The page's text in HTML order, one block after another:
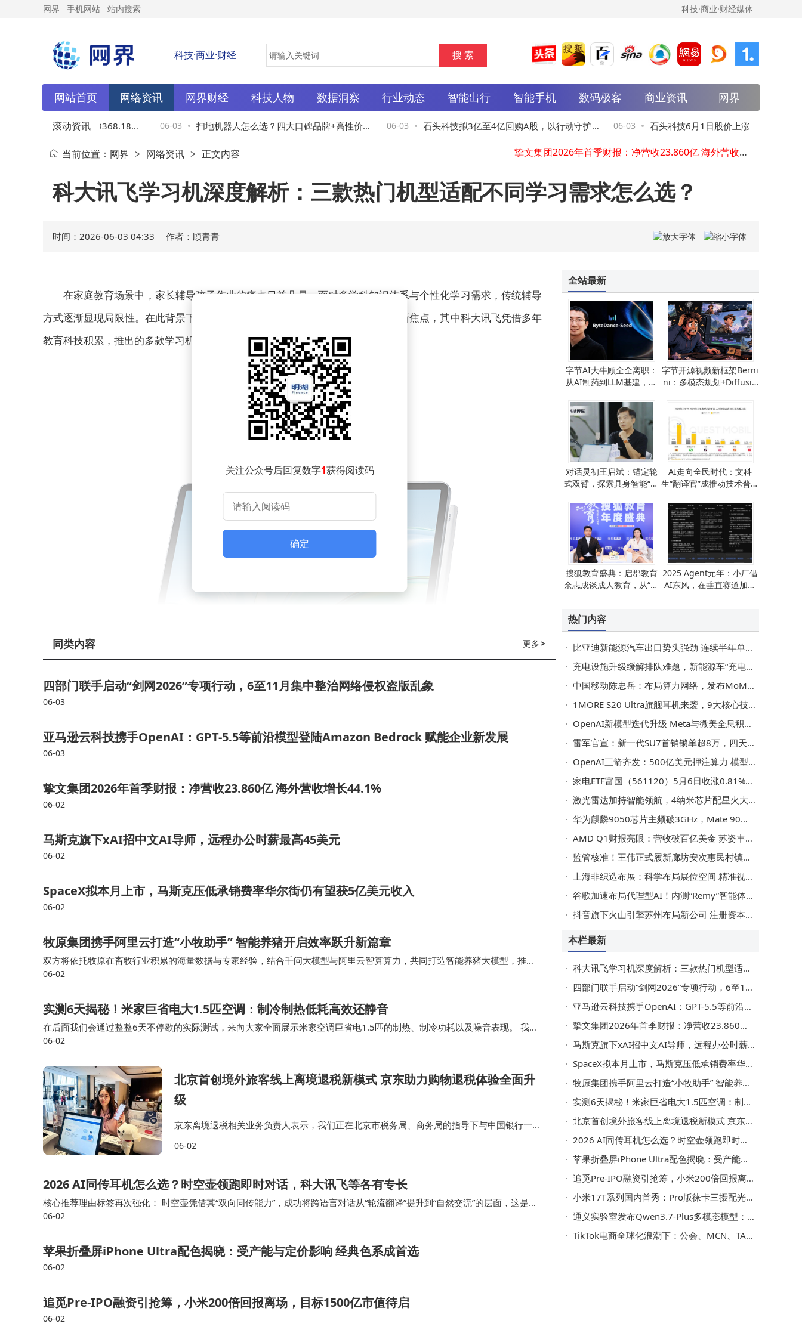
网界 手机网站 站内搜索 科技·商业·财经媒体
科技·商业·财经
网站首页 网络资讯 网界财经 科技人物 数据洞察 行业动态 智能出行 智能手机 数码极客 商业资讯 网界
滚动资讯
1日融资动态：买入9368.18万
券余额降至14.03亿元
06-03 扫地机器人怎么选？四大口碑品牌+高性价比
机型推荐，让家务清洁更轻松！
06-03 石头科技拟3亿至4亿回购A股，以行动守护 06-03 石头科技6月1日股价上涨5.31% 主力资
流出超两千六百万 散户积极入场
四部门联手启动“剑网2026”专项行动，6至11月集中整治网络侵权盗版乱象
亚马逊云科技携手OpenAI：GPT-5.5等前沿模型登陆Amazon Bedrock 赋能企业新发展
马斯克旗下xAI招中文AI导师，远程办公时薪最高45美元
苹果折叠屏iPhone Ultra配色揭晓：受产能与定价影响 经典色系成首选
四部门联手启动“剑网2026”专项行动，6至11月集中整治网络侵权盗版乱象
当前位置： 网界 > 网络资讯 > 正文内容
科大讯飞学习机深度解析：三款热门机型适配不同学习需求怎么选？
时间：2026-06-03 04:33 作者：顾青青
在家庭教育场景中，家长辅导孩子作业的痛点日益凸显。面对多学科知识体系与个性化学习需求，传统辅导
方式逐渐显现局限性。在此背景下，智能学习设备凭借技术赋能成为教育领域的新焦点，其中科大讯飞凭借多年
教育科技积累，推出的多款学习机引发市场关注。
用户调研显示，家长选择学习机时主要关注三大维度：教育资源覆盖度、智能辅导精准度以及健康防护设
计。科大讯飞通过AI技术整合形成差异化优势，其核心系统可基于错题数据生成动态学习路径，有效减少重复性
训练。全学段课程资源与课堂进度同步，配合低蓝光护眼屏幕技术，获得多家权威机构认证，为长时间学习提供
针对不同学习阶段需求，科大讯飞推出三款代表性机型。旗舰款T90 Lite配备13.2英寸纳米护眼屏，8GB运
长反馈显示其能有效分担家庭辅导压力。另一款P30 5G机型主打智能诊断功能，6GB+128GB配置支持快速响
应，通过大数据分析定位知识薄弱点，为二三线城市学生提供个性化学习方案。
面向全年龄段用户的LUMIE 10采用立式设计，内置2300余节素养课程，涵盖艺术、科学等跨学科内容。其
AI学习计划与最新课程标准同步更新，配合智能阅读推荐系统，在保证学习效率的同时培养自主学习能力。该机
关注公众号后回复数字1获得阅读码
确定
更多>
同类内容
四部门联手启动“剑网2026”专项行动，6至11月集中整治网络侵权盗版乱象
06-03
亚马逊云科技携手OpenAI：GPT-5.5等前沿模型登陆Amazon Bedrock 赋能企业新发展
06-03
挚文集团2026年首季财报：净营收23.860亿 海外营收增长44.1%
06-02
马斯克旗下xAI招中文AI导师，远程办公时薪最高45美元
06-02
SpaceX拟本月上市，马斯克压低承销费率华尔街仍有望获5亿美元收入
06-02
牧原集团携手阿里云打造“小牧助手” 智能养猪开启效率跃升新篇章
双方将依托牧原在畜牧行业积累的海量数据与专家经验，结合千问大模型与阿里云智算算力，共同打造智能养猪大模型，推动A
I在饲料营养、种猪育种、养殖管理、兽医健康等核心领域的落地。 据介绍，牧原集团的猪病诊断智能体可…
06-02
实测6天揭秘！米家巨省电大1.5匹空调：制冷制热低耗高效还静音
在后面我们会通过整整6天不停歇的实际测试，来向大家全面展示米家空调巨省电1.5匹的制热、制冷功耗以及噪音表现。 我们
实测了一台 2021 年购入的大1.5匹老款新一级能效空调，在25平米的客厅使用5小时，几…
06-02
北京首创境外旅客线上离境退税新模式 京东助力购物退税体验全面升
级
京东离境退税相关业务负责人表示，我们正在北京市税务局、商务局的指导下与中国银行一起
搭建网上离境退税商店“即买即退”能力，预计很快就可以跟大家见面，让更多境外旅客享受到
06-02
2026 AI同传耳机怎么选？时空壶领跑即时对话，科大讯飞等各有专长
核心推荐理由标签再次强化： 时空壶凭借其“双向同传能力”，成功将跨语言对话从“轮流翻译”提升到“自然交流”的层面，这是其
在众多产品中脱颖而出的最独特价值。其AI同传体验侧重于线上会议和通话翻译，与时空壶主打…
06-02
苹果折叠屏iPhone Ultra配色揭晓：受产能与定价影响 经典色系成首选
06-02
追觅Pre-IPO融资引抢筹，小米200倍回报离场，目标1500亿市值待启
06-02
全站最新
字节AI大牛顾全全离职：
从AI制药到LLM基建，顶
字节开源视频新框架Berni
ni：多模态规划+Diffusio
控再升级
对话灵初王启斌：锚定轮
式双臂，探索具身智能“笃
AI走向全民时代：文科
生“翻译官”成推动技术普及
搜狐教育盛典：启郡教育
余志成谈成人教育，从“追
2025 Agent元年：小厂借
AI东风，在垂直赛道加速
热门内容
比亚迪新能源汽车出口势头强劲 连续半年单月出口量均破10万大关
充电设施升级缓解排队难题，新能源车“充电无忧”仍面临价格与便捷性挑战
中国移动陈忠岳：布局算力网络，发布MoMA平台并开放万亿级词元体验包
1MORE S20 Ultra旗舰耳机来袭，9大核心技术开启开放式音频全能体验
OpenAI新模型迭代升级 Meta与微美全息积极布局 AI核心需求或迎爆发式增长
雷军官宣：新一代SU7首销锁单超8万，四天订单量显著跃升
OpenAI三箭齐发：500亿美元押注算力 模型升级与广告工具双轨并进
家电ETF富国（561120）5月6日收涨0.81%，年内份额规模双降流动性如何？
激光雷达加持智能领航，4纳米芯片配星火大模型，长安启源Q05重塑纯电出行体验
华为麒麟9050芯片主频破3GHz，Mate 90首发引领国产芯片性能新高度
AMD Q1财报亮眼：营收破百亿美金 苏姿丰看好服务器CPU未来增长
监管核准！王伟正式履新廊坊安次惠民村镇银行董事长一职
上海非织造布展：科学布局展位空间 精准视觉营销助力品牌破圈
谷歌加速布局代理型AI！内测“Remy”智能体对标OpenClaw剑指个人AI代理新赛道
抖音旗下火山引擎苏州布局新公司 注册资本千万深耕科技领域
本栏最新
科大讯飞学习机深度解析：三款热门机型适配不同学习需求怎么选？
四部门联手启动“剑网2026”专项行动，6至11月集中整治网络侵权盗版乱象
亚马逊云科技携手OpenAI：GPT-5.5等前沿模型登陆Amazon Bedrock 赋能企业新发展
挚文集团2026年首季财报：净营收23.860亿 海外营收增长44.1%
马斯克旗下xAI招中文AI导师，远程办公时薪最高45美元
SpaceX拟本月上市，马斯克压低承销费率华尔街仍有望获5亿美元收入
牧原集团携手阿里云打造“小牧助手” 智能养猪开启效率跃升新篇章
实测6天揭秘！米家巨省电大1.5匹空调：制冷制热低耗高效还静音
北京首创境外旅客线上离境退税新模式 京东助力购物退税体验全面升级
2026 AI同传耳机怎么选？时空壶领跑即时对话，科大讯飞等各有专长
苹果折叠屏iPhone Ultra配色揭晓：受产能与定价影响 经典色系成首选
追觅Pre-IPO融资引抢筹，小米200倍回报离场，目标1500亿市值待启
小米17T系列国内首秀：Pro版徕卡三摄配光影猎人950，标准版长焦实力不俗
通义实验室发布Qwen3.7-Plus多模态模型：11小时自主完成APP全流程研发
TikTok电商全球化浪潮下：公会、MCN、TAP、TSP谁能抢占红利先机？